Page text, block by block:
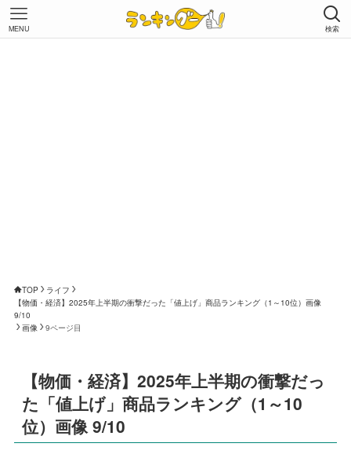
検索
MENU
TOP
ライフ
【物価・経済】2025年上半期の衝撃だった「値上げ」商品ランキング（1～10位）画像
9/10
画像
9ページ目
【物価・経済】2025年上半期の衝撃だっ
た「値上げ」商品ランキング（1～10
位）画像 9/10